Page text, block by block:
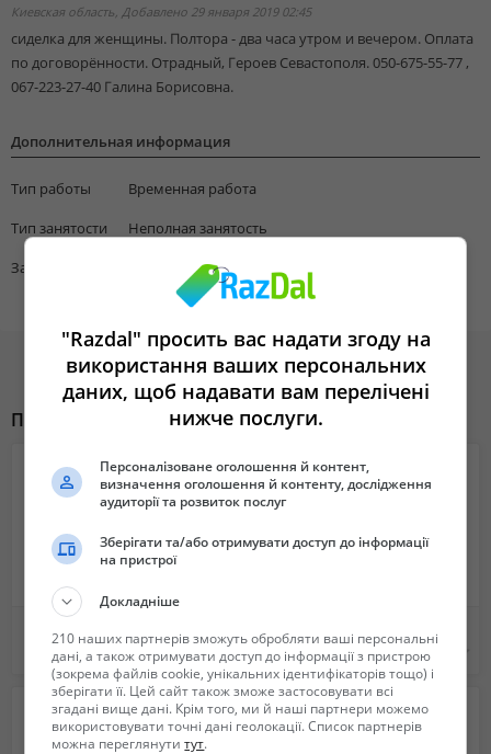
Киевская область, Добавлено 29 января 2019 02:45
сиделка для женщины. Полтора - два часа утром и вечером. Оплата
по договорённости. Отрадный, Героев Севастополя. 050-675-55-77 ,
067-223-27-40 Галина Борисовна.
Дополнительная информация
Тип работы
Временная работа
Тип занятости
Неполная занятость
Зарплата
Похожие объявления
Не указана 100 $
"Razdal" просить вас надати згоду на
використання ваших персональних
даних, щоб надавати вам перелічені
нижче послуги.
Персоналізоване оголошення й контент,
визначення оголошення й контенту, дослідження
аудиторії та розвиток послуг
Зберігати та/або отримувати доступ до інформації
на пристрої
Докладніше
210 наших партнерів зможуть обробляти ваші персональні
дані, а також отримувати доступ до інформації з пристрою
(зокрема файлів cookie, унікальних ідентифікаторів тощо) і
зберігати її. Цей сайт також зможе застосовувати всі
згадані вище дані. Крім того, ми й наші партнери можемо
використовувати точні дані геолокації. Список партнерів
можна переглянутитут.